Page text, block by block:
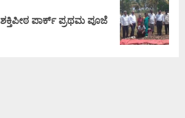
ಶಕ್ತಿಪೀಠ ಪಾರ್ಕ್ ಪ್ರಥಮ ಪೂಜೆ